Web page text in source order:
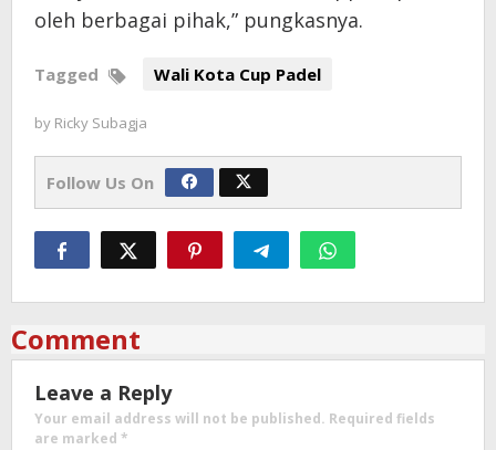
oleh berbagai pihak,” pungkasnya.
Tagged Wali Kota Cup Padel
by Ricky Subagja
Follow Us On
Comment
Leave a Reply
Your email address will not be published. Required fields
are marked *